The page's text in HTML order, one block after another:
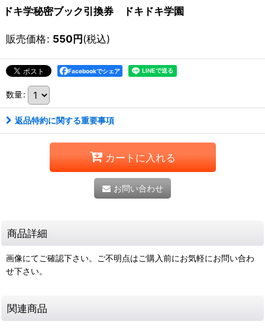
ドキ学秘密ブック引換券 ドキドキ学園
販売価格: 550円(税込)
Facebookでシェア
数量:
返品特約に関する重要事項
カートに入れる
お問い合わせ
商品詳細
画像にてご確認下さい。ご不明点はご購入前にお気軽にお問い合わ
せ下さい。
関連商品